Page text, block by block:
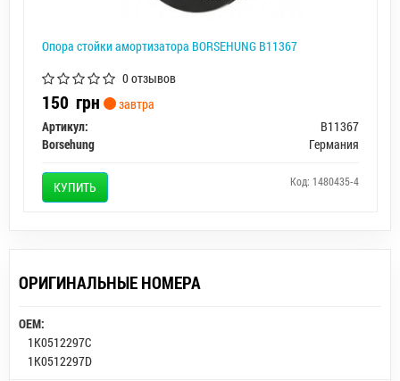
Опора стойки амортизатора BORSEHUNG B11367
0 отзывов
150 грн
завтра
Артикул:
B11367
Borsehung
Германия
КУПИТЬ Код: 1480435-4
ОРИГИНАЛЬНЫЕ НОМЕРА
OEM:
1K0512297C
1K0512297D